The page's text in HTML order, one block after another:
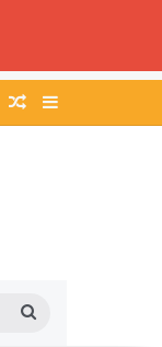
AccediUn articolo a